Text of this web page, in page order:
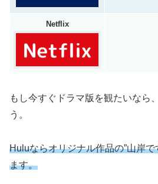
Netflix
もし今すぐドラマ版を観たいなら、
う。
Huluならオリジナル作品の”山岸
ます。